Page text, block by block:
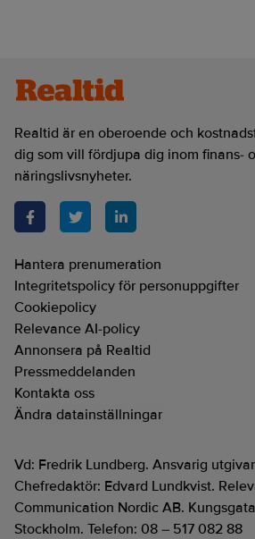
Realtid är en oberoende och
dig som vill fördjupa dig inom finans-
näringslivsnyheter.
Hantera prenumeration
Integritetspolicy för personuppgifter
Cookiepolicy
Relevance AI-policy
Annonsera på Realtid
Pressmeddelanden
Kontakta oss
Ändra datainställningar
Vd: Fredrik Lundberg. Ansvarig
Chefredaktör: Edvard Lundkvist.
Communication Nordic AB.
Stockholm. Telefon: 08 – 517 082 88